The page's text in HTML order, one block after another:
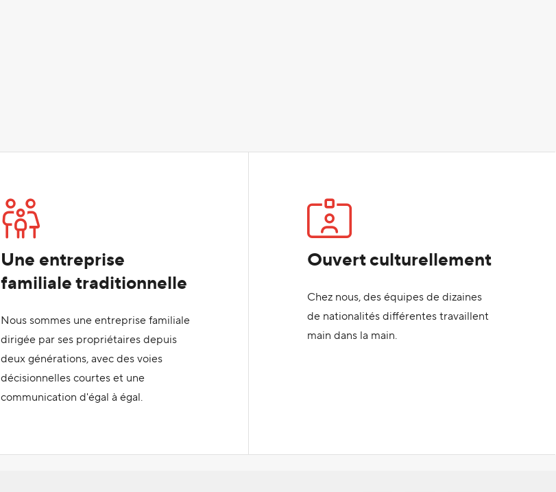
Une entreprise
familiale traditionnelle
Nous sommes une entreprise familiale
dirigée par ses propriétaires depuis
deux générations, avec des voies
décisionnelles courtes et une
communication d'égal à égal.
Ouvert culturellement
Chez nous, des équipes de dizaines
de nationalités différentes travaillent
main dans la main.